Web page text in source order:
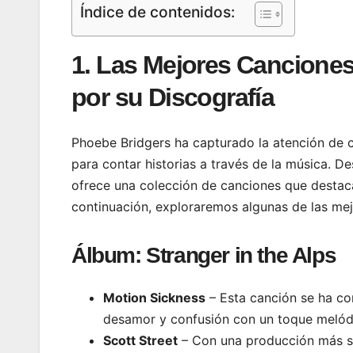
Índice de contenidos:
1. Las Mejores
por su Discografía
Phoebe Bridgers ha capturado la atención
para contar historias a través de la música.
ofrece una colección de canciones que
continuación, exploraremos algunas de las
Álbum: Stranger in the Alps
Motion Sickness – Esta canción se ha
desamor y confusión con un toque
Scott Street – Con una producción más